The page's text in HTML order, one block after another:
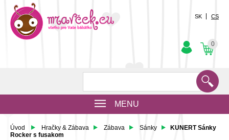
0
SK CS
MENU
Úvod Hračky & Zábava Zábava Sánky
KUNERT Sánky
Rocker s fusakom